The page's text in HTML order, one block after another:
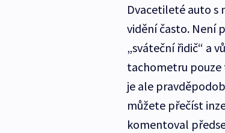
Dvacetileté auto s
vidění často. Není
„sváteční řidič“ a
tachometru pouze
je ale
můžete přečíst
komentoval